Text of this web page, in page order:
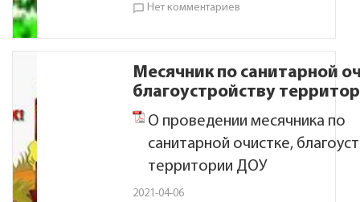
chat_bubble_outline Нет комментариев
Месячник по санитарной
благоустройству
О проведении месячника по
санитарной очистке,
территории ДОУ
2021-04-06